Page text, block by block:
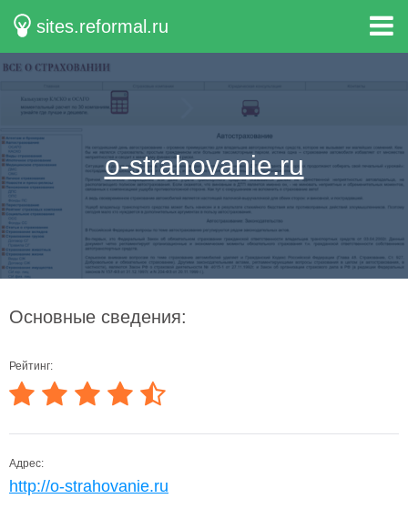
sites.reformal.ru
o-strahovanie.ru
Основные сведения:
Рейтинг:
Адрес:
http://o-strahovanie.ru